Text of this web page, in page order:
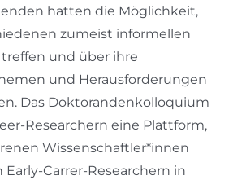
hatten die Möglichkeit,
zumeist informellen
und über ihre
und Herausforderungen
Das Doktorandenkolloquium
Researchern eine Plattform,
Wissenschaftler*innen
Carrer-Researchern in